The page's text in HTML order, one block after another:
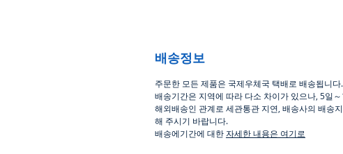
배송정보
주문한 모든 제품은 국제우체국 택배로 배송됩니다.
배송기간은 지역에 따라 다소 차이가 있으나 5일～
해외배송인 관계로 세관통관 지연, 배송사의 배송
해 주시기 바랍니다.
배송에기간에 대한자세한 내용은 여기로